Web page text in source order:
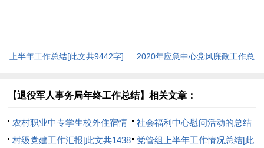
上半年工作总结[此文共9442字]
2020年应急中心党风廉政工作总
【退役军人事务局年终工作总结】相关文章：
农村职业中专学生校外住宿情
况的调查报告(精选多篇)[此文共
社会福利中心慰问活动的总结
与反思[此文共685字]
村级党建工作汇报[此文共1438 党管组上半年工作情况总结[此